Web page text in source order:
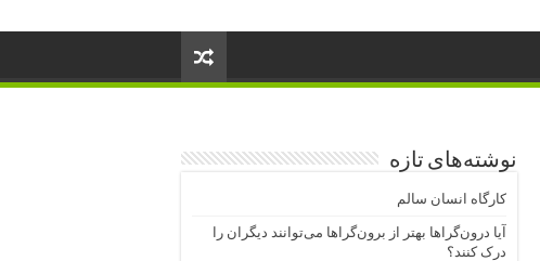
نوشته‌های تازه
کارگاه انسان سالم
آیا درون‌گراها بهتر از برون‌گراها می‌توانند دیگران را
درک کنند؟